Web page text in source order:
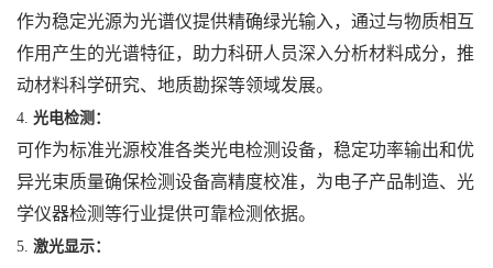
作为稳定光源为光谱仪提供精确绿光输入，通过与物质相互
作用产生的光谱特征，助力科研人员深入分析材料成分，推
动材料科学研究、地质勘探等领域发展。
4. 光电检测：
可作为标准光源校准各类光电检测设备，稳定功率输出和优
异光束质量确保检测设备高精度校准，为电子产品制造、光
学仪器检测等行业提供可靠检测依据。
5. 激光显示：